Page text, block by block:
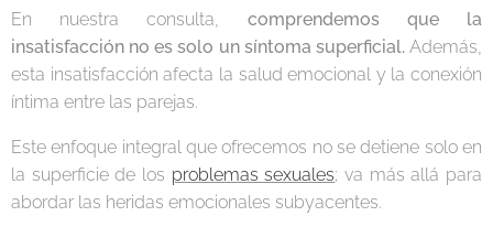
En nuestra consulta, comprendemos que la
insatisfacción no es solo un síntoma superficial.Además,
esta insatisfacción afecta la salud emocional y la conexión
íntima entre las parejas.
Este enfoque integral que ofrecemos no se detiene solo en
la superficie de los problemas sexuales; va más allá para
abordar las heridas emocionales subyacentes.